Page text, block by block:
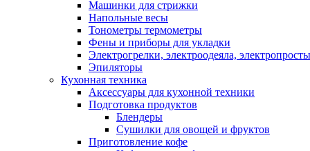
Машинки для стрижки
Напольные весы
Тонометры термометры
Фены и приборы для укладки
Электрогрелки, электроодеяла,
Эпиляторы
Кухонная техника
Аксессуары для кухонной техники
Подготовка продуктов
Блендеры
Сушилки для овощей и фруктов
Приготовление кофе